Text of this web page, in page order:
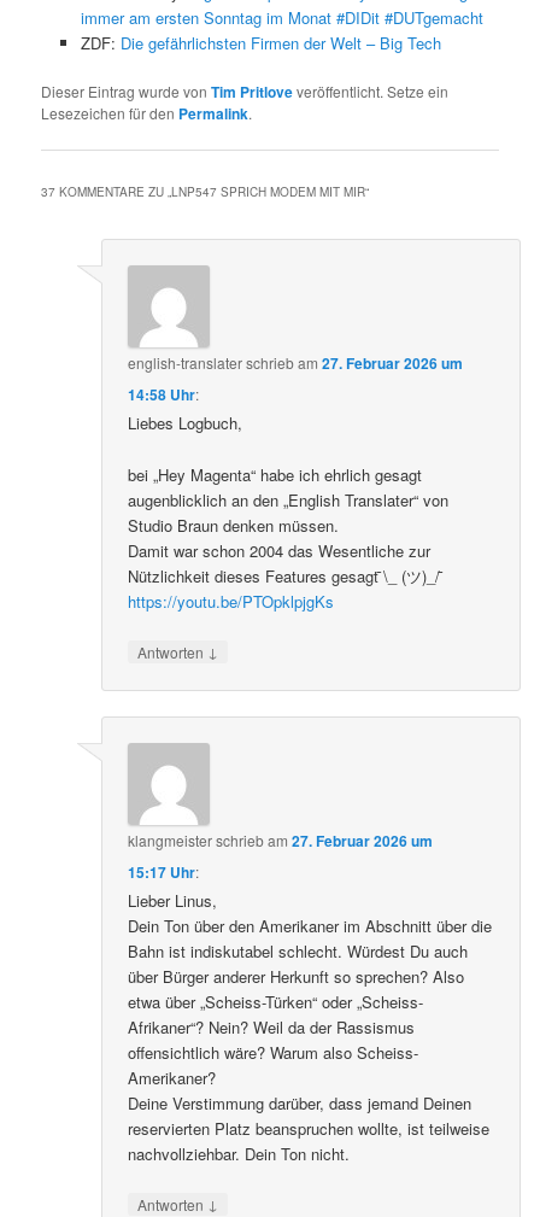
immer am ersten Sonntag im Monat #DIDit #DUTgemacht
ZDF: Die gefährlichsten Firmen der Welt – Big Tech
Dieser Eintrag wurde vonTim Pritloveveröffentlicht. Setze ein
Lesezeichen für den Permalink.
37 KOMMENTARE ZU „LNP547 SPRICH MODEM MIT MIR“
english-translaterschriebam27. Februar 2026 um
14:58 Uhr:
Liebes Logbuch,
bei „Hey Magenta“ habe ich ehrlich gesagt
augenblicklich an den „English Translater“ von
Studio Braun denken müssen.
Damit war schon 2004 das Wesentliche zur
Nützlichkeit dieses Features gesagt ̄\_ (ツ)_/ ̄
https://youtu.be/PTOpklpjgKs
Antworten ↓
klangmeisterschriebam27. Februar 2026 um
15:17 Uhr:
Lieber Linus,
Dein Ton über den Amerikaner im Abschnitt über die
Bahn ist indiskutabel schlecht. Würdest Du auch
über Bürger anderer Herkunft so sprechen? Also
etwa über „Scheiss-Türken“ oder „Scheiss-
Afrikaner“? Nein? Weil da der Rassismus
offensichtlich wäre? Warum also Scheiss-
Amerikaner?
Deine Verstimmung darüber, dass jemand Deinen
reservierten Platz beanspruchen wollte, ist teilweise
nachvollziehbar. Dein Ton nicht.
Antworten ↓